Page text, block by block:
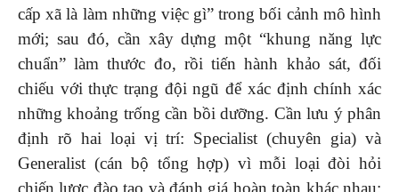
cấp xã là làm những việc gì” trong bối cảnh mô hình
mới; sau đó, cần xây dựng một “khung năng lực
chuẩn” làm thước đo, rồi tiến hành khảo sát, đối
chiếu với thực trạng đội ngũ để xác định chính xác
những khoảng trống cần bồi dưỡng. Cần lưu ý phân
định rõ hai loại vị trí: Specialist (chuyên gia) và
Generalist (cán bộ tổng hợp) vì mỗi loại đòi hỏi